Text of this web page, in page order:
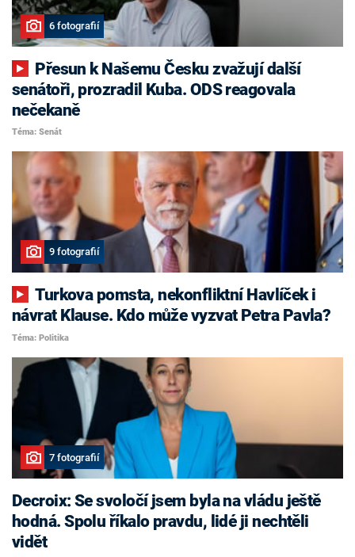
6 fotografií
senátoři, prozradil Kuba. ODS reagovala
nečekaně
Téma: Senát
9 fotografií
Turkova pomsta, nekonfliktní Havlíček i
návrat Klause. Kdo může vyzvat Petra Pavla?
Téma: Politika
7 fotografií
Decroix: Se svoločí jsem byla na vládu ještě
hodná. Spolu říkalo pravdu, lidé ji nechtěli
vidět